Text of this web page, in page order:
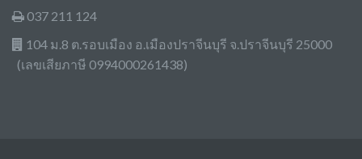
037 211 124
104 ม.8 ต.รอบเมือง อ.เมืองปราจีนบุรี จ.ปราจีนบุรี 25000
(เลขเสียภาษี 0994000261438)